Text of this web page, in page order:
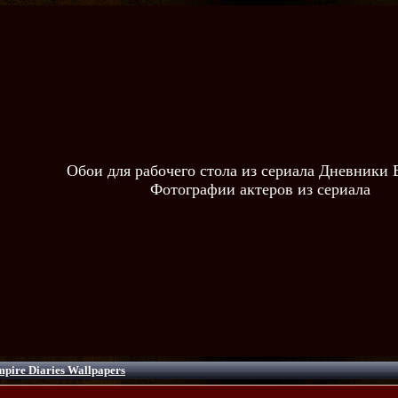
Обои для рабочего стола из сериала Дневники
Фотографии актеров из сериала
Diaries Wallpapers